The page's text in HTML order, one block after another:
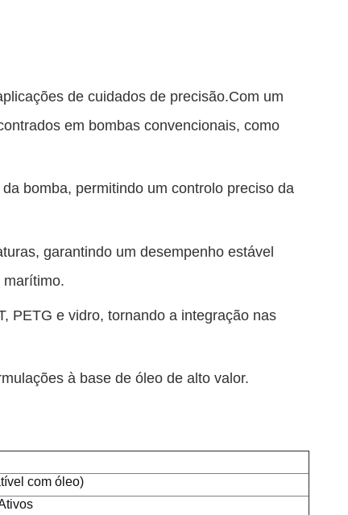
de cuidados de precisão.Com um
em bombas convencionais, como
bomba, permitindo um controlo preciso da
garantindo um desempenho estável
marítimo.
PETG e vidro, tornando a integração nas
à base de óleo de alto valor.
com óleo)